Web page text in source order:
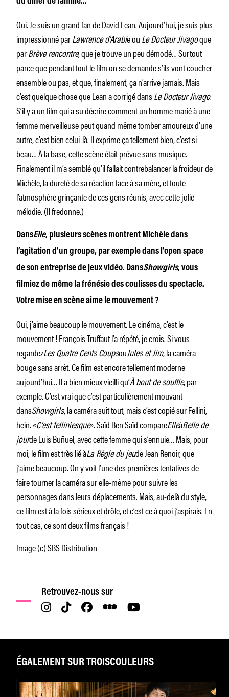
Oui. Je suis un grand fan de David Lean. Aujourd’hui, je suis plus
impressionné parLawrence d’Arabie ouLe Docteur Jivagoque
parBrève rencontre, que je trouve un peu démodé… Surtout
parce que pendant tout le film on se demande s’ils vont coucher
ensemble ou pas, et que, finalement, ça n’arrive jamais. Mais
c’est quelque chose que Lean a corrigé dansLe Docteur Jivago.
S’il y a un film qui a su décrire comment un homme marié à une
femme merveilleuse peut quand même tomber amoureux d’une
autre, c’est bien celui-là. Il exprime ça tellement bien, c’est si
beau… À la base, cette scène était prévue sans musique.
Finalement il m’a semblé qu’il fallait contrebalancer la froideur de
Michèle, la dureté de sa réaction face à sa mère, et toute
l’atmosphère grinçante de ces gens réunis, avec cette jolie
mélodie. (Il fredonne.)
DansElle, plusieurs scènes montrent Michèle dans
l’agitation d’un groupe, par exemple dans l’open space
de son entreprise de jeux vidéo. DansShowgirls, vous
filmiez de même la frénésie des coulisses du spectacle.
Votre mise en scène aime le mouvement ?
Oui, j’aime beaucoup le mouvement. Le cinéma, c’est le
mouvement ! François Truffaut l’a répété, je crois. Si vous
regardezLes Quatre Cents CoupsouJules et Jim, la caméra
bouge sans arrêt. Ce film est encore tellement moderne
aujourd’hui… Il a bien mieux vieilli qu’À bout de souffle, par
exemple. C’est vrai que c’est particulièrement mouvant
dansShowgirls, la caméra suit tout, mais c’est copié sur Fellini,
hein. «C’est felliniesque». Saïd Ben Saïd compareElleàBelle de
jourde Luis Buñuel, avec cette femme qui s’ennuie… Mais, pour
moi, le film est très lié àLa Règle du jeude Jean Renoir, que
j’aime beaucoup. On y voit l’une des premières tentatives de
faire tourner la caméra sur elle-même pour suivre les
personnages dans leurs déplacements. Mais, au-delà du style,
ce film est à la fois sérieux et drôle, et c’est ce à quoi j’aspirais. En
tout cas, ce sont deux films français !
Image (c) SBS Distribution
Retrouvez-nous sur
ÉGALEMENT SUR TROISCOULEURS